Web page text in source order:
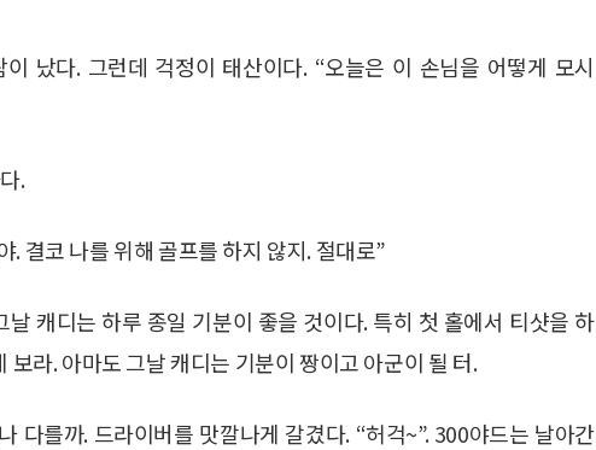
났다. 그런데 걱정이 태산이다. “오늘은 이 손님을 어떻게 모시
.
결코 나를 위해 골프를 하지 않지. 절대로”
캐디는 하루 종일 기분이 좋을 것이다. 특히 첫 홀에서 티샷을 하
보라. 아마도 그날 캐디는 기분이 짱이고 아군이 될 터.
다를까. 드라이버를 맛깔나게 갈겼다. “허걱~”. 300야드는 날아간